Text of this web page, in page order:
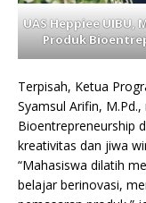
UAS Heppiee UIBU,
Produk
Terpisah, Ketua
Syamsul Arifin,
Bioentrepreneurship
kreativitas dan jiwa
“Mahasiswa dilatih
belajar berinovasi,